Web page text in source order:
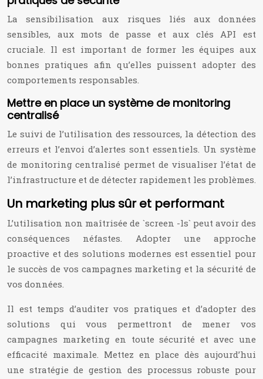
La sensibilisation aux risques liés aux données
sensibles, aux mots de passe et aux clés API est
cruciale. Il est important de former les équipes aux
bonnes pratiques afin qu’elles puissent adopter des
comportements responsables.
Mettre en place un système de monitoring
centralisé
Le suivi de l’utilisation des ressources, la détection des
erreurs et l’envoi d’alertes sont essentiels. Un système
de monitoring centralisé permet de visualiser l’état de
l’infrastructure et de détecter rapidement les problèmes.
Un marketing plus sûr et performant
L’utilisation non maîtrisée de `screen -ls` peut avoir des
conséquences néfastes. Adopter une approche
proactive et des solutions modernes est essentiel pour
le succès de vos campagnes marketing et la sécurité de
vos données.
Il est temps d’auditer vos pratiques et d’adopter des
solutions qui vous permettront de mener vos
campagnes marketing en toute sécurité et avec une
efficacité maximale. Mettez en place dès aujourd’hui
une stratégie de gestion des processus robuste pour